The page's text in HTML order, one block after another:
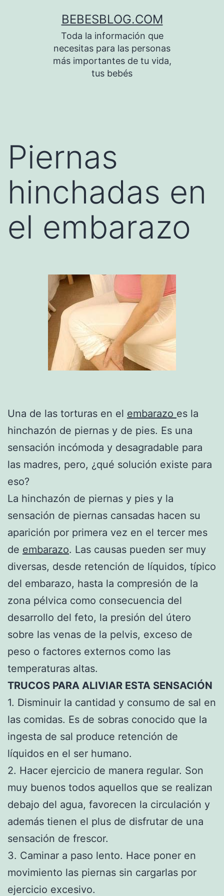
BEBESBLOG.COM
Toda la información que
necesitas para las personas
más importantes de tu vida,
tus bebés
Piernas
hinchadas en
el embarazo
Una de las torturas en el embarazo es la
hinchazón de piernas y de pies. Es una
sensación incómoda y desagradable para
las madres, pero, ¿qué solución existe para
eso?
La hinchazón de piernas y pies y la
sensación de piernas cansadas hacen su
aparición por primera vez en el tercer mes
de embarazo. Las causas pueden ser muy
diversas, desde retención de líquidos, típico
del embarazo, hasta la compresión de la
zona pélvica como consecuencia del
desarrollo del feto, la presión del útero
sobre las venas de la pelvis, exceso de
peso o factores externos como las
temperaturas altas.
TRUCOS PARA ALIVIAR ESTA SENSACIÓN
1. Disminuir la cantidad y consumo de sal en
las comidas. Es de sobras conocido que la
ingesta de sal produce retención de
líquidos en el ser humano.
2. Hacer ejercicio de manera regular. Son
muy buenos todos aquellos que se realizan
debajo del agua, favorecen la circulación y
además tienen el plus de disfrutar de una
sensación de frescor.
3. Caminar a paso lento. Hace poner en
movimiento las piernas sin cargarlas por
ejercicio excesivo.